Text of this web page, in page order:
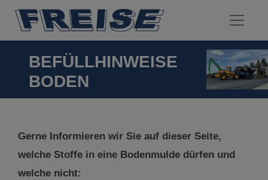
BEFÜLLHINWEISE
BODEN
Gerne Informieren wir Sie auf dieser Seite,
welche Stoffe in eine Bodenmulde dürfen und
welche nicht: